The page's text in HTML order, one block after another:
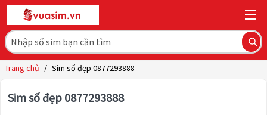
Trang chủ / Sim số đẹp 0877293888
Sim số đẹp 0877293888